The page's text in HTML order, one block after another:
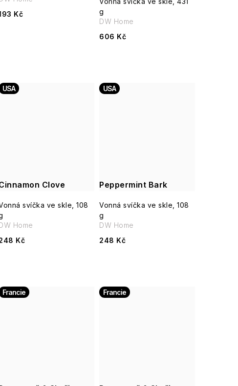
Kč
g
606 Kč
DW Home
Clove
USA
svíčka ve skle, 108
Kč
Home
Peppermint Bark
USA
Vonná svíčka ve skle, 108
g
248 Kč
DW Home
Francie Francie